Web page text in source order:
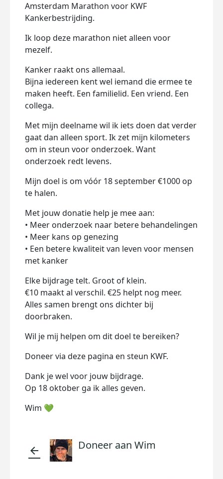
Amsterdam Marathon voor KWF
Kankerbestrijding.
Ik loop deze marathon niet alleen voor
mezelf.
Kanker raakt ons allemaal.
Bijna iedereen kent wel iemand die ermee te
maken heeft. Een familielid. Een vriend. Een
collega.
Met mijn deelname wil ik iets doen dat verder
gaat dan alleen sport. Ik zet mijn kilometers
om in steun voor onderzoek. Want
onderzoek redt levens.
Mijn doel is om vóór 18 september €1000 op
te halen.
Met jouw donatie help je mee aan:
• Meer onderzoek naar betere behandelingen
• Meer kans op genezing
• Een betere kwaliteit van leven voor mensen
met kanker
Elke bijdrage telt. Groot of klein.
€10 maakt al verschil. €25 helpt nog meer.
Alles samen brengt ons dichter bij
doorbraken.
Wil je mij helpen om dit doel te bereiken?
Doneer via deze pagina en steun KWF.
Dank je wel voor jouw bijdrage.
Op 18 oktober ga ik alles geven.
Wim 💚
arrow_back Doneer aan Wim